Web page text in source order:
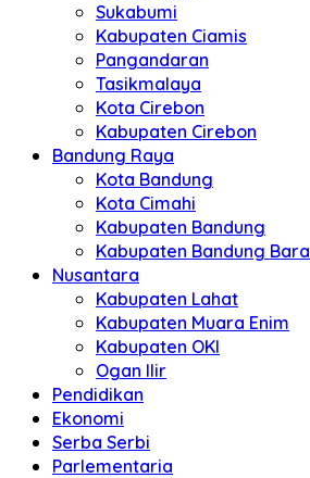
Sukabumi
Kabupaten Ciamis
Pangandaran
Tasikmalaya
Kota Cirebon
Kabupaten Cirebon
Bandung Raya
Kota Bandung
Kota Cimahi
Kabupaten Bandung
Kabupaten Bandung
Nusantara
Kabupaten Lahat
Kabupaten Muara Enim
Kabupaten OKI
Ogan Ilir
Pendidikan
Ekonomi
Serba Serbi
Parlementaria